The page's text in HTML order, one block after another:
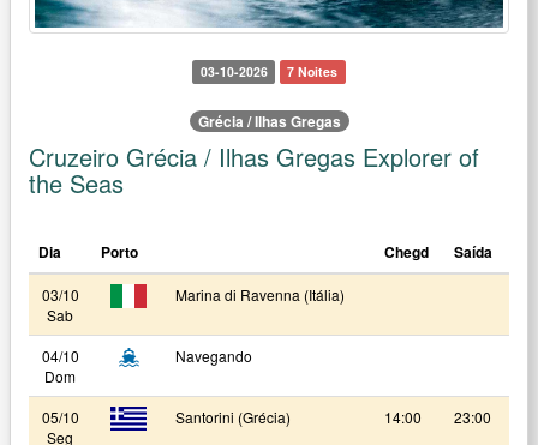
03-10-2026 7 Noites
Grécia / Ilhas Gregas
Cruzeiro Grécia / Ilhas Gregas Explorer of
the Seas
Dia Porto Chegd Saída
03/10
Sab
Marina di Ravenna (Itália)
04/10
Dom
Navegando
05/10
Seg
Santorini (Grécia) 14:00 23:00